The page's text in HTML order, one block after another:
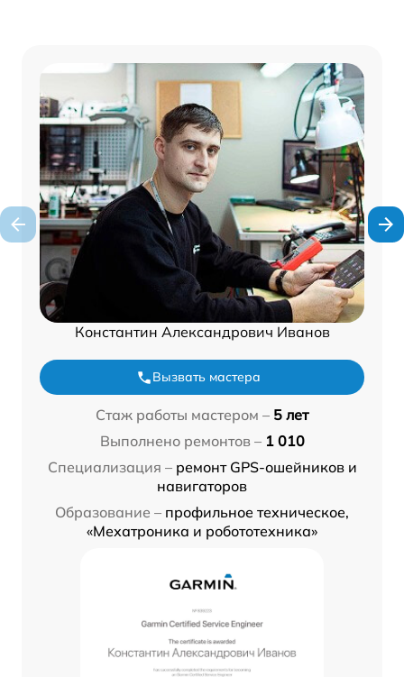
Константин Александрович Иванов
Вызвать мастера
Стаж работы мастером – 5 лет
Выполнено ремонтов – 1 010
Специализация – ремонт GPS-ошейников и
навигаторов
Образование – профильное техническое,
«Мехатроника и робототехника»